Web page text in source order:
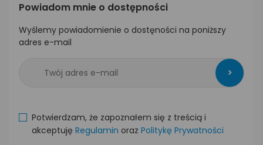
Powiadom mnie o dostępności
Wyślemy powiadomienie o dostęności na poniższy
adres e-mail
>
Potwierdzam, że zapoznałem się z treścią i
akceptuję Regulamin oraz Politykę Prywatności